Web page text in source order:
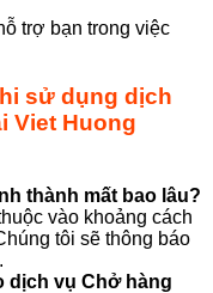
trợ bạn trong việc
sử dụng dịch
Viet Huong
thành mất bao lâu?
vào khoảng cách
tôi sẽ thông báo
dịch vụ Chở hàng